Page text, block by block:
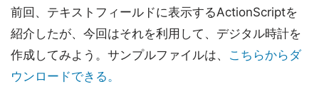
前回、テキストフィールドに表示するActionScriptを
紹介したが、今回はそれを利用して、デジタル時計を
作成してみよう。サンプルファイルは、 こちらからダ
ウンロードできる。